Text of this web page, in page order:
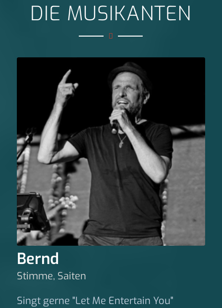
DIE MUSIKANTEN
Bernd
Stimme, Saiten
Singt gerne "Let Me Entertain You"